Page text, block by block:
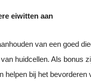
eiwitten aan
van een goed
huidcellen. Als bonus
bij het bevorderen